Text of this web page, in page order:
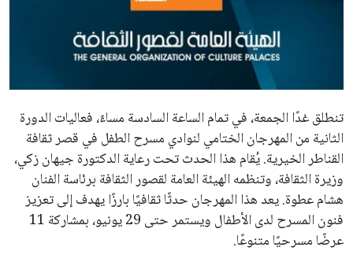
المرأة والجمال
محافظات
تنطلق غدًا الجمعة، في تمام الساعة السادسة مساءً، فعاليات الدورة
الثانية من المهرجان الختامي لنوادي مسرح الطفل في قصر ثقافة
القناطر الخيرية. يُقام هذا الحدث تحت رعاية الدكتورة جيهان زكي،
وزيرة الثقافة، وتنظمه الهيئة العامة لقصور الثقافة برئاسة الفنان
هشام عطوة. يعد هذا المهرجان حدثًا ثقافيًا بارزًا يهدف إلى تعزيز
فنون المسرح لدى الأطفال ويستمر حتى 29 يونيو، بمشاركة 11
عرضًا مسرحيًا متنوعًا.